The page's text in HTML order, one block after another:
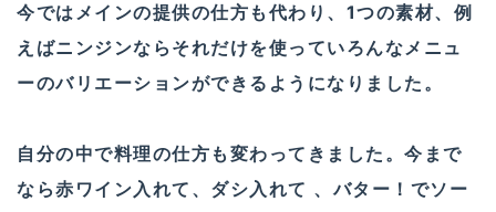
今ではメインの提供の仕方も代わり、1つの素材、例
えばニンジンならそれだけを使っていろんなメニュ
ーのバリエーションができるようになりました。
自分の中で料理の仕方も変わってきました。今まで
なら赤ワイン入れて、ダシ入れて 、バター！でソー